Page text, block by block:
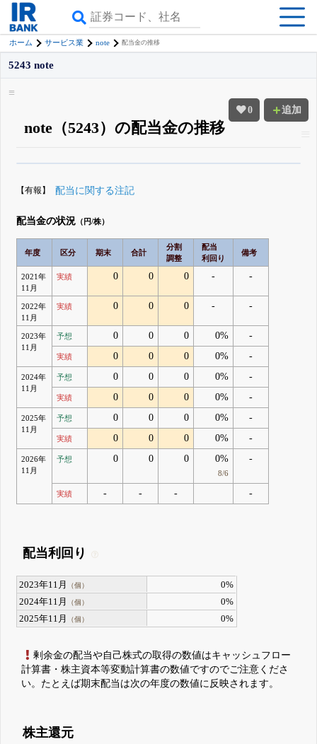
ホーム サービス業 note 配当金の推移
0 追加
5243 note
note（5243）の配当金の推移
見られる
無料でβ版をはじめる
【有報】 配当に関する注記
配当金の状況 （円/株）
年度 区分 期末 合計
分割
調整
配当
利回り
備考
2021年
11月
実績 0 0 0 - -
2022年
11月
実績 0 0 0 - -
2023年
11月
予想 0 0 0 0% -
実績 0 0 0 0% -
2024年
11月
予想 0 0 0 0% -
実績 0 0 0 0% -
2025年
11月
予想 0 0 0 0% -
実績 0 0 0 0% -
2026年
11月
予想 0 0 0 0%
8/6
-
実績 - - - -
配当利回り
2023年11月 （個）
0%
2024年11月
（個）
0%
2025年11月
（個） 0%
剰余金の配当や自己株式の取得の数値はキャッシュフロー
計算書・株主資本等変動計算書の数値ですのでご注意くださ
い。たとえば期末配当は次の年度の数値に反映されます。
株主還元